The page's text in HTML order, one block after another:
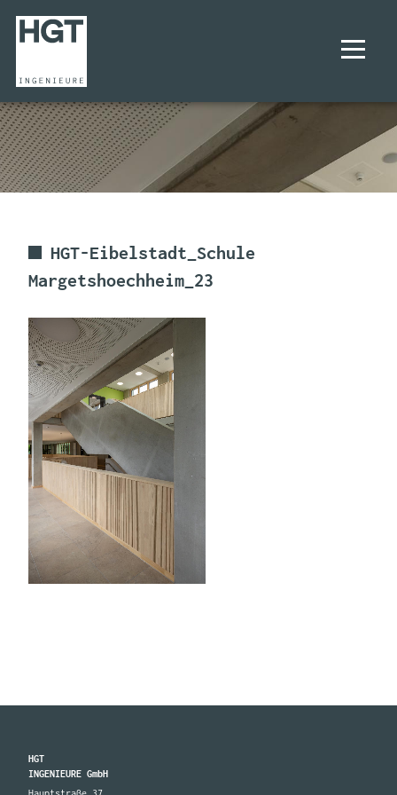
UNTERNEHMEN
LEISTUNGEN
KARRIERE
KONTAKT
HGT-Eibelstadt_Schule
Margetshoechheim_23
HGT
INGENIEURE GmbH